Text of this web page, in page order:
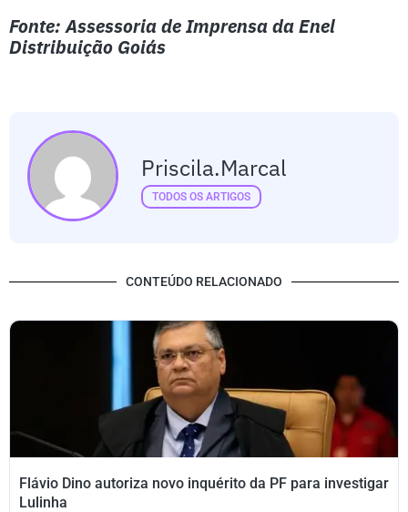
Fonte: Assessoria de Imprensa da Enel
Distribuição Goiás
Priscila.marcal
TODOS OS ARTIGOS
CONTEÚDO RELACIONADO
Flávio Dino autoriza novo inquérito da PF para investigar
Lulinha